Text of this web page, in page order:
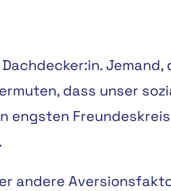
Jemand,
dass unser
engsten
andere